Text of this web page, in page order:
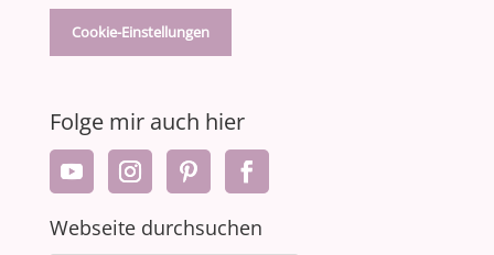
Cookie-Einstellungen
Folge mir auch hier
Webseite durchsuchen